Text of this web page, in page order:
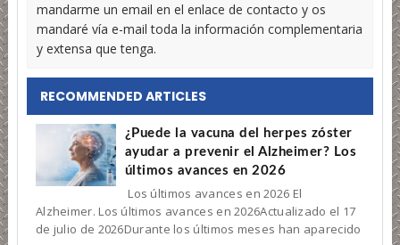
mandarme un email en el enlace de contacto y os
mandaré vía e-mail toda la información complementaria
y extensa que tenga.
RECOMMENDED ARTICLES
¿Puede la vacuna del herpes zóster
ayudar a prevenir el Alzheimer? Los
últimos avances en 2026
Los últimos avances en 2026 El
Alzheimer. Los últimos avances en 2026Actualizado el 17
de julio de 2026Durante los últimos meses han aparecido